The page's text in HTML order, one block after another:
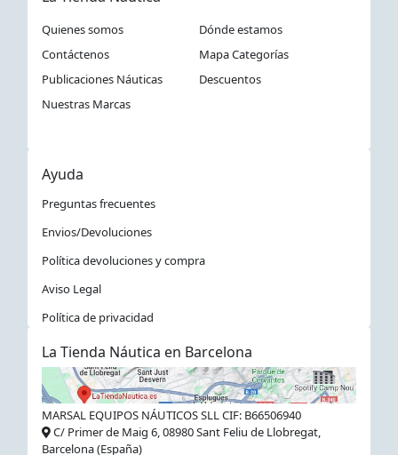
Quienes somos
Dónde estamos
Contáctenos
Mapa Categorías
Publicaciones Náuticas
Descuentos
Nuestras Marcas
Ayuda
Preguntas frecuentes
Envios/Devoluciones
Política devoluciones y compra
Aviso Legal
Política de privacidad
La Tienda Náutica en Barcelona
MARSAL EQUIPOS NÁUTICOS SLL CIF: B66506940
C/ Primer de Maig 6, 08980 Sant Feliu de Llobregat,
Barcelona (España)